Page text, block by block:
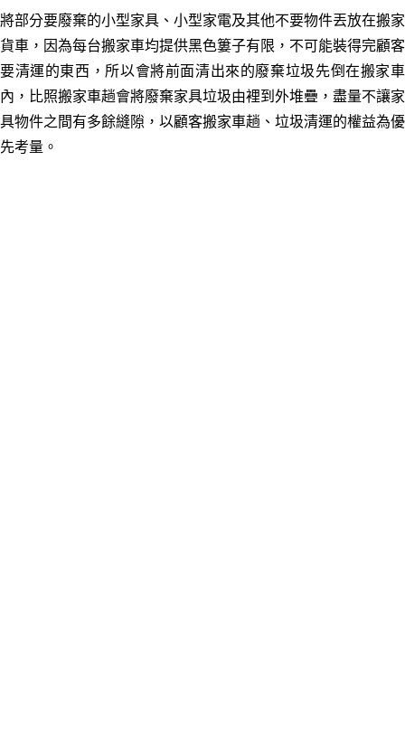
將部分要廢棄的小型家具、小型家電及其他不要物件丟放在搬家
貨車，因為每台搬家車均提供黑色簍子有限，不可能裝得完顧客
要清運的東西，所以會將前面清出來的廢棄垃圾先倒在搬家車
內，比照搬家車趟會將廢棄家具垃圾由裡到外堆疊，盡量不讓家
具物件之間有多餘縫隙，以顧客搬家車趟、垃圾清運的權益為優
先考量。